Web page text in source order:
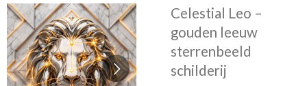
Celestial Leo –
gouden leeuw
sterrenbeeld
schilderij